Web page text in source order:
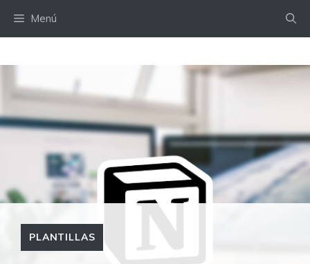
Menú
PLANTILLAS